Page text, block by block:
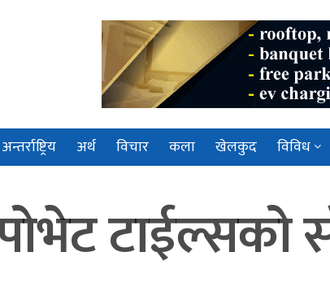
अन्तर्राष्ट्रिय अर्थ विचार कला खेलकुद विविध
टाईल्सको